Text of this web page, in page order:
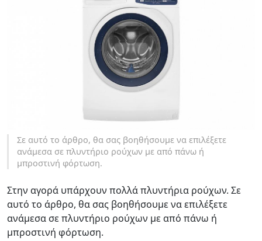
Σε αυτό το άρθρο, θα σας βοηθήσουμε να επιλέξετε
ανάμεσα σε πλυντήριο ρούχων με από πάνω ή
μπροστινή φόρτωση.
Στην αγορά υπάρχουν πολλά πλυντήρια ρούχων. Σε
αυτό το άρθρο, θα σας βοηθήσουμε να επιλέξετε
ανάμεσα σε πλυντήριο ρούχων με από πάνω ή
μπροστινή φόρτωση.